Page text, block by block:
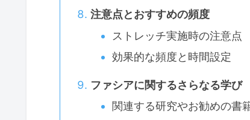
注意点とおすすめの頻度
ストレッチ実施時の注意点
効果的な頻度と時間設定
ファシアに関するさらなる学び
関連する研究やお勧めの書